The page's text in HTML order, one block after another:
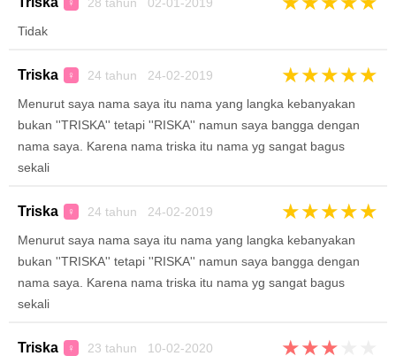
♀
Tidak
Triska ♀ 24 tahun 24-02-2019 ★★★★★
Menurut saya nama saya itu nama yang langka kebanyakan
bukan ''TRISKA'' tetapi ''RISKA'' namun saya bangga dengan
nama saya. Karena nama triska itu nama yg sangat bagus
sekali
Triska ♀ 24 tahun 24-02-2019 ★★★★★
Menurut saya nama saya itu nama yang langka kebanyakan
bukan ''TRISKA'' tetapi ''RISKA'' namun saya bangga dengan
nama saya. Karena nama triska itu nama yg sangat bagus
sekali
Triska ♀ 23 tahun 10-02-2020 ★★★